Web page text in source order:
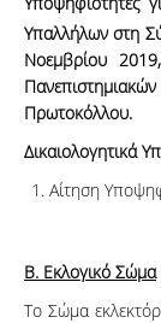
Υπαλλήλων στη
Νοεμβρίου
Πρωτοκόλλου.
Δικαιολογητικά
Αίτηση
Β. Εκλογικό Σώμα
Το Σώμα